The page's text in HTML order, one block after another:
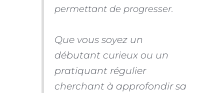
permettant de progresser.
Que vous soyez un
débutant curieux ou un
pratiquant régulier
cherchant à approfondir sa